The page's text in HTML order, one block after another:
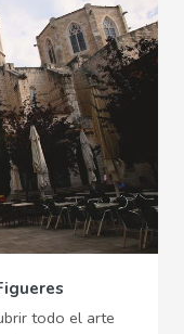
todo el arte